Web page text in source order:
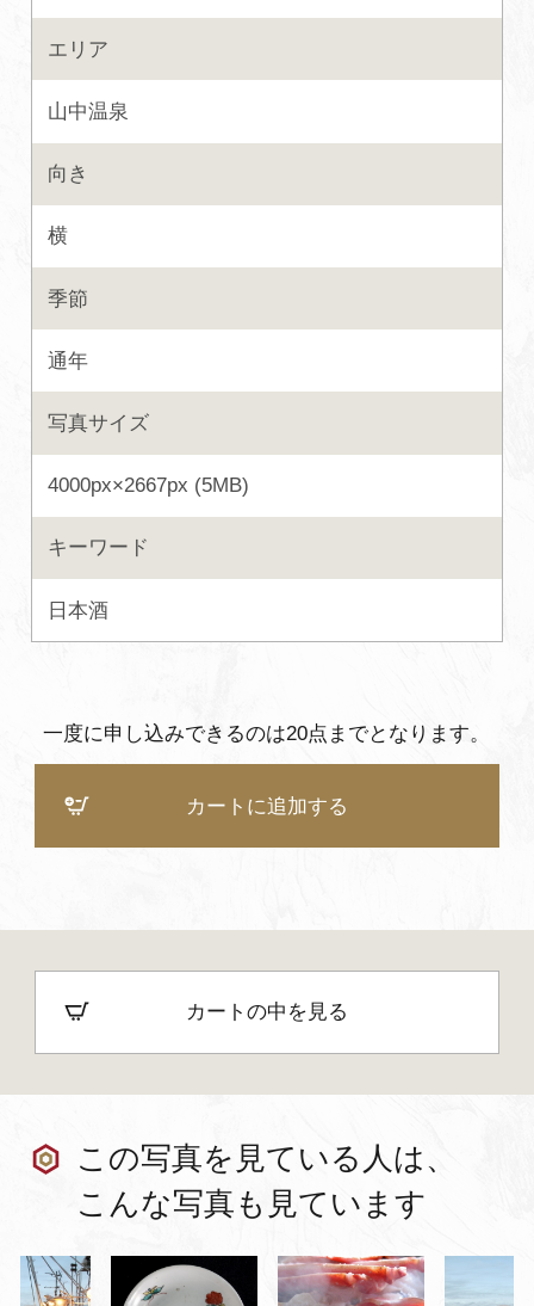
加賀 旅先納税
FAQ
お知らせ
写真ダウンロード
よくあるご質問・お問い合わせ
プライバシーポリシー
エリア
山中温泉
向き
横
季節
通年
写真サイズ
4000px×2667px (5MB)
キーワード
日本酒
一度に申し込みできるのは20点までとなります。
カートに追加する
カートの中を見る
この写真を見ている人は、
こんな写真も見ています